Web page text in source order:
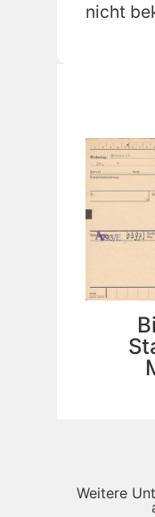
nicht
Weitere